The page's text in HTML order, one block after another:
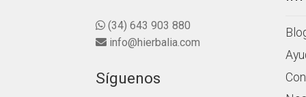
(34) 643 903 880
info@hierbalia.com
Síguenos